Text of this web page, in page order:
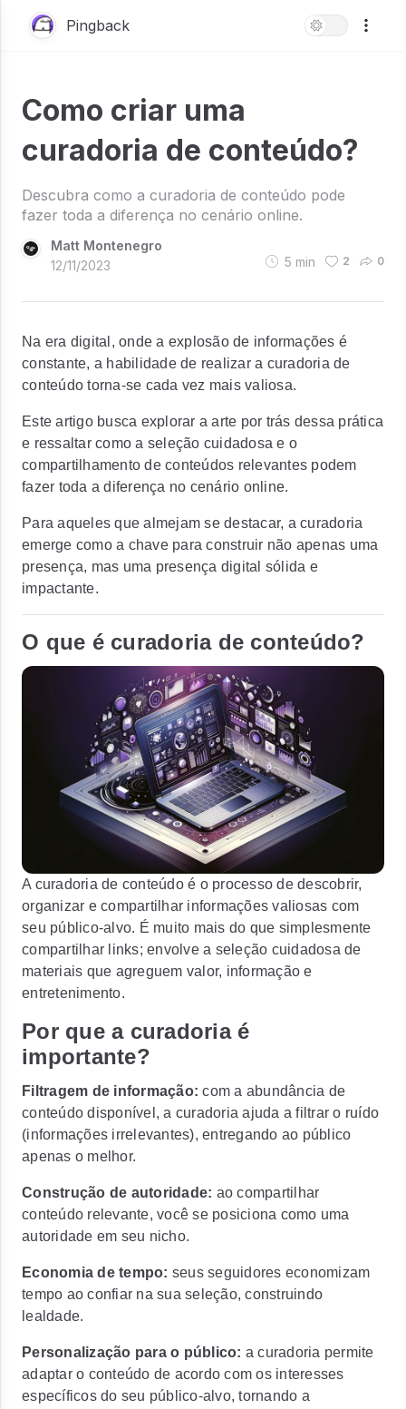
Pingback
Como criar uma
curadoria de conteúdo?
Descubra como a curadoria de conteúdo pode
fazer toda a diferença no cenário online.
Matt Montenegro
12/11/2023
5 min 2 0
Na era digital, onde a explosão de informações é
constante, a habilidade de realizar a curadoria de
conteúdo torna-se cada vez mais valiosa.
Este artigo busca explorar a arte por trás dessa prática
e ressaltar como a seleção cuidadosa e o
compartilhamento de conteúdos relevantes podem
fazer toda a diferença no cenário online.
Para aqueles que almejam se destacar, a curadoria
emerge como a chave para construir não apenas uma
presença, mas uma presença digital sólida e
impactante.
O que é curadoria de conteúdo?
A curadoria de conteúdo é o processo de descobrir,
organizar e compartilhar informações valiosas com
seu público-alvo. É muito mais do que simplesmente
compartilhar links; envolve a seleção cuidadosa de
materiais que agreguem valor, informação e
entretenimento.
Por que a curadoria é
importante?
Filtragem de informação: com a abundância de
conteúdo disponível, a curadoria ajuda a filtrar o ruído
(informações irrelevantes), entregando ao público
apenas o melhor.
Construção de autoridade: ao compartilhar
conteúdo relevante, você se posiciona como uma
autoridade em seu nicho.
Economia de tempo: seus seguidores economizam
tempo ao confiar na sua seleção, construindo
lealdade.
Personalização para o público: a curadoria permite
adaptar o conteúdo de acordo com os interesses
específicos do seu público-alvo, tornando a